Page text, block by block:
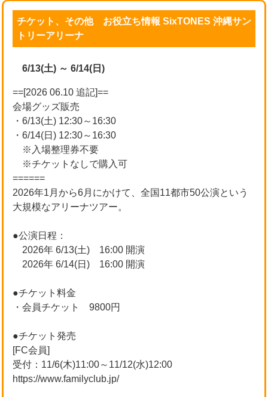
チケット、その他 お役立ち情報 SixTONES 沖縄サン
トリーアリーナ
6/13(土) ～ 6/14(日)
==[2026 06.10 追記]==
会場グッズ販売
・6/13(土) 12:30～16:30
・6/14(日) 12:30～16:30
※入場整理券不要
※チケットなしで購入可
======
2026年1月から6月にかけて、全国11都市50公演という
大規模なアリーナツアー。
●公演日程：
2026年 6/13(土) 16:00 開演
2026年 6/14(日) 16:00 開演
●チケット料金
・会員チケット 9800円
●チケット発売
[FC会員]
受付：11/6(木)11:00～11/12(水)12:00
https://www.familyclub.jp/